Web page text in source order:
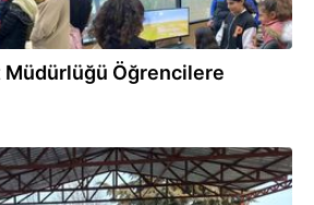
Müdürlüğü Öğrencilere